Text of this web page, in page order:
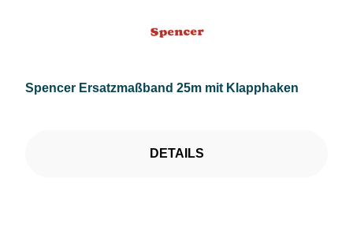
Spencer Ersatzmaßband 25m mit Klapphaken
DETAILS